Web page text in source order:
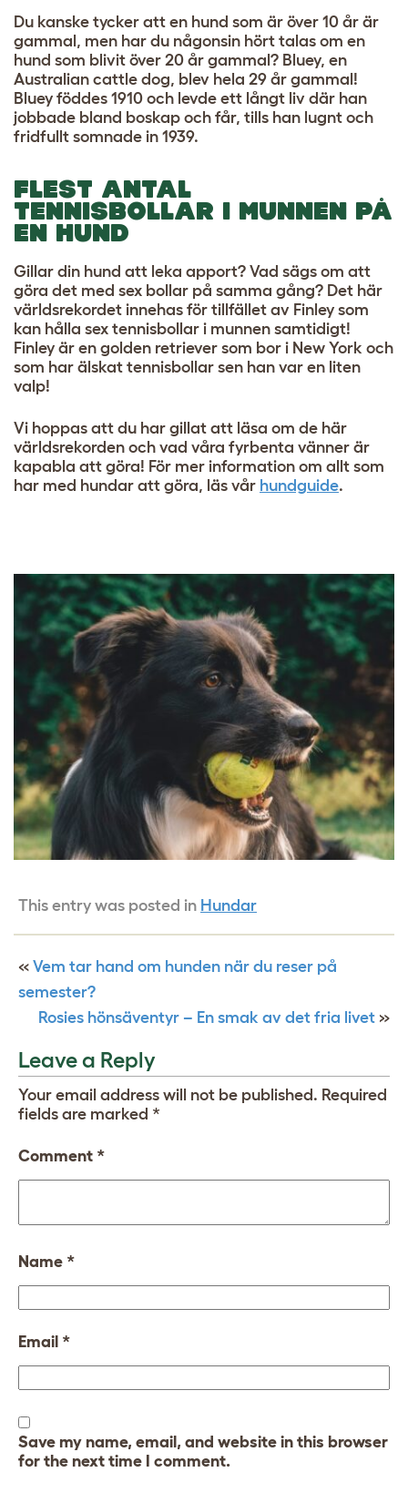
Du kanske tycker att en hund som är över 10 år är
gammal, men har du någonsin hört talas om en
hund som blivit över 20 år gammal? Bluey, en
Australian cattle dog, blev hela 29 år gammal!
Bluey föddes 1910 och levde ett långt liv där han
jobbade bland boskap och får, tills han lugnt och
fridfullt somnade in 1939.
FLEST ANTAL
TENNISBOLLAR I MUNNEN PÅ
EN HUND
Gillar din hund att leka apport? Vad sägs om att
göra det med sex bollar på samma gång? Det här
världsrekordet innehas för tillfället av Finley som
kan hålla sex tennisbollar i munnen samtidigt!
Finley är en golden retriever som bor i New York och
som har älskat tennisbollar sen han var en liten
valp!
Vi hoppas att du har gillat att läsa om de här
världsrekorden och vad våra fyrbenta vänner är
kapabla att göra! För mer information om allt som
har med hundar att göra, läs vår hundguide.
This entry was posted in Hundar
« Vem tar hand om hunden när du reser på
semester?
Rosies hönsäventyr – En smak av det fria livet »
Leave a Reply
Your email address will not be published. Required
fields are marked *
Comment *
Name *
Email *
Save my name, email, and website in this browser
for the next time I comment.